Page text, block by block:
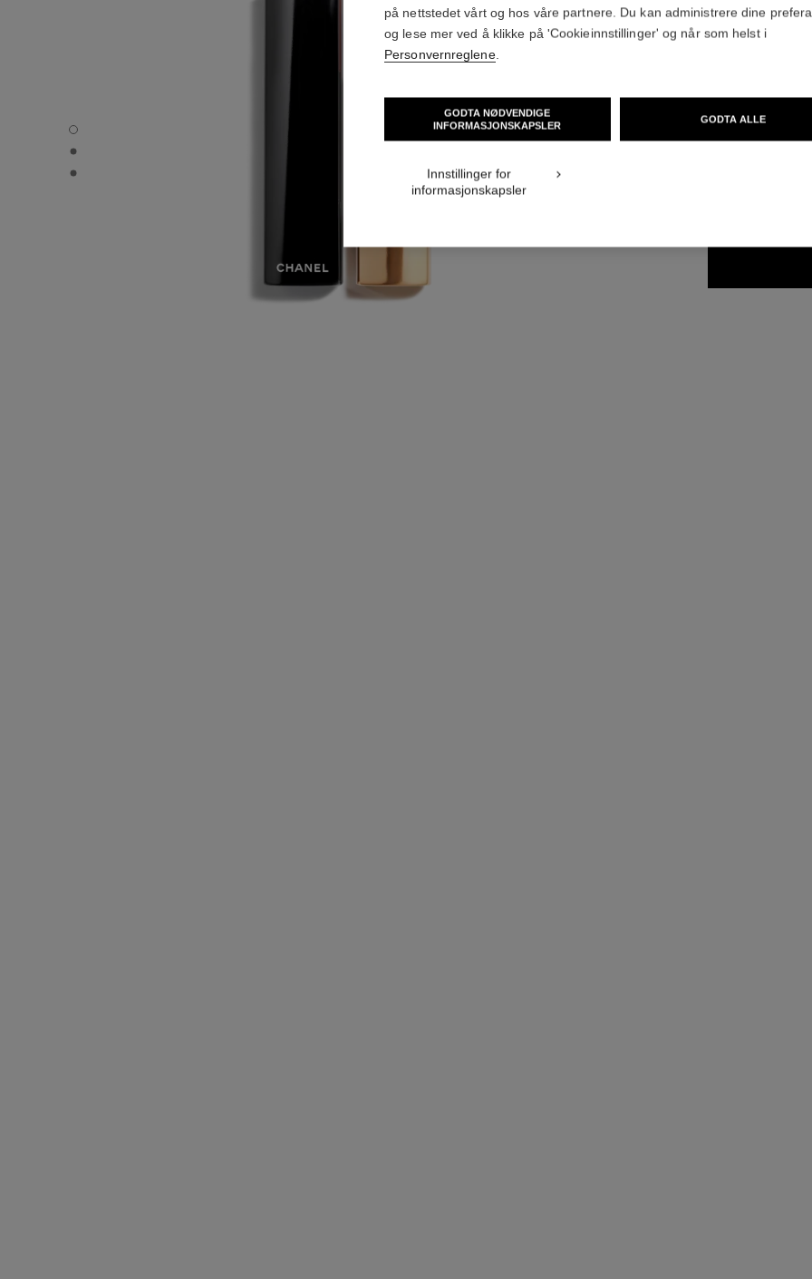
ROUGE ALLURE - Standardvisning
ROUGE ALLURE - Alternativ visning 1
ROUGE ALLURE - Grunnleggende teksturvisning
Luminous Intense
Flere detaljer
NOK 640
på nettstedet vårt og hos våre partnere. Du kan administrere dine
og lese mer ved å klikke på 'Cookieinnstillinger' og når som helst i
Personvernreglene.
GODTA NØDVENDIGE
INFORMASJONSKAPSLER
GODTA ALLE
Innstillinger for
informasjonskapsler